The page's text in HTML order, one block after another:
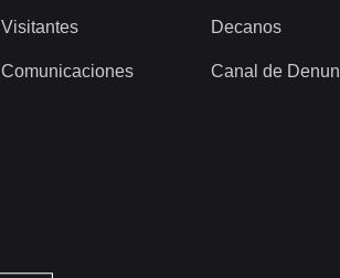
Visitantes
Comunicaciones
Decanos
Canal de